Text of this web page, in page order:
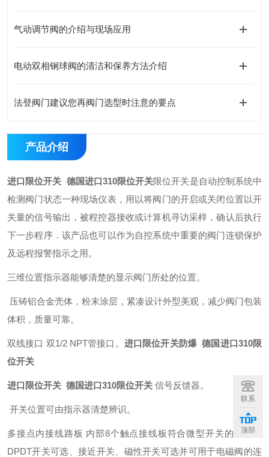
气动调节阀的介绍与现场应用
电动双相钢球阀的清洁和保养方法介绍
法登阀门建议您再阀门选型时注意的要点
产品介绍
进口限位开关 德国进口310限位开关限位开关是自动控制系统中
检测阀门状态一种现场仪表，用以将阀门的开启或关闭位置以开
关量的信号输出，被程控器接收或计算机寻访采样，确认后执行
下一步程序．该产品也可以作为自控系统中重要的阀门连锁保护
及远程报警指示之用。
三维位置指示器能够清楚的显示阀门所处的位置。
压铸铝合金壳体，粉末涂层，紧凑设计外型美观，减少阀门包装
体积，质量可靠。
双线接口 双1/2 NPT管接口。 进口限位开关防爆 德国进口310限
位开关
进口限位开关 德国进口310限位开关 信号反馈器。
开关位置可由指示器清楚辨识。
多接点内接线路板 内部8个触点接线板符合微型开关的标准，
DPDT开关可选、接近开关、磁性开关可选并可用于电磁阀的连
联系
顶部